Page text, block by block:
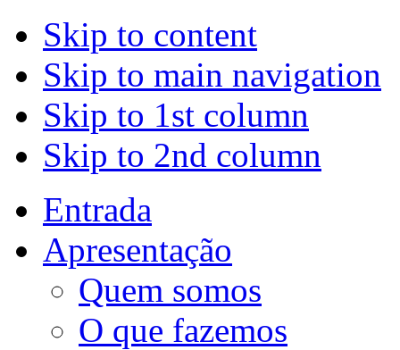
Skip to content
Skip to main navigation
Skip to 1st column
Skip to 2nd column
Entrada
Apresentação
Quem somos
O que fazemos